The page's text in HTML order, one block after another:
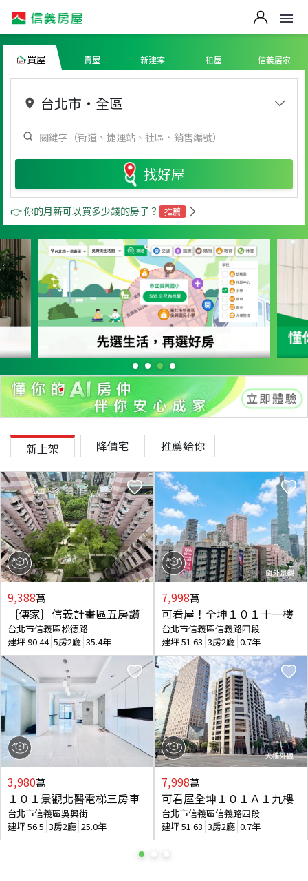
買屋 賣屋 新建案 租屋 信義居家
台北市 ・ 全區
找好屋
👉 你的月薪可以買多少錢的房子？ 推薦
新上架 降價宅 推薦給你
9,388萬
｛傳家｝信義計畫區五房讚
台北市信義區松德路
建坪90.44 5房2廳 35.4年
3,980萬
１０１景觀北醫電梯三房車
台北市信義區吳興街
建坪56.5 3房2廳 25.0年
7,998萬
可看屋！全坤１０１十一樓
台北市信義區信義路四段
建坪51.63 3房2廳 0.7年
7,998萬
可看屋全坤１０１Ａ１九樓
台北市信義區信義路四段
建坪51.63 3房2廳 0.7年